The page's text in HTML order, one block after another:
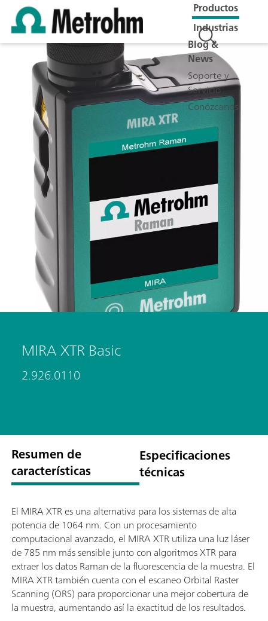
Productos
Industrias
Blog &
News
Soporte y
Servicio
Conózcanos
MIRA XTR Basic
2.926.0110
Resumen de
características
Especificaciones
técnicas
El MIRA XTR es una alternativa para los sistemas de alta
potencia de 1064 nm. Con un procesamiento
computacional avanzado, el MIRA XTR utiliza una luz láser
de 785 nm más sensible junto con algoritmos XTR para
extraer los datos Raman de la fluorescencia de la muestra. El
MIRA XTR también cuenta con el escaneo Orbital Raster
Scanning (ORS) para proporcionar una mejor cobertura de
la muestra, aumentando así la exactitud de los resultados.